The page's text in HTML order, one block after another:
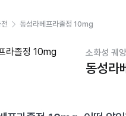
동성라베프라졸정 10mg
소화성 궤
동성라